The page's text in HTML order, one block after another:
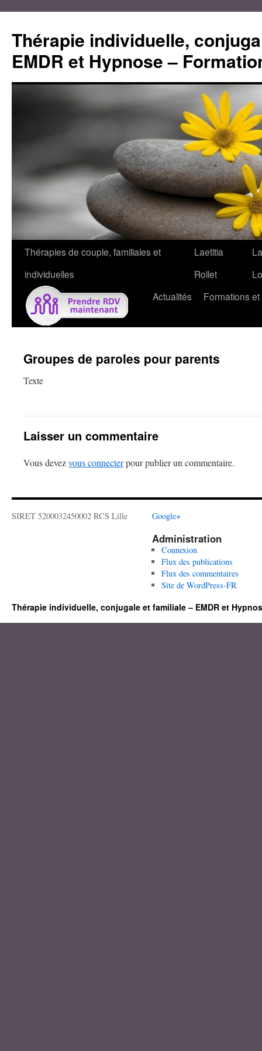
contenu
Thérapie individuelle,
EMDR et Hypnose –
Thérapies de couple, familiales et
individuelles
Laetitia
Rollet
Actualités
Formations
Groupes de paroles pour parents
Texte
Laisser un commentaire
Vous devezvous connecterpour publier un commentaire.
SIRET 5200032450002 RCS Lille Google+
Administration
Connexion
Flux des publications
Flux des commentaires
Site de WordPress-FR
Thérapie individuelle, conjugale et familiale – EMDR et